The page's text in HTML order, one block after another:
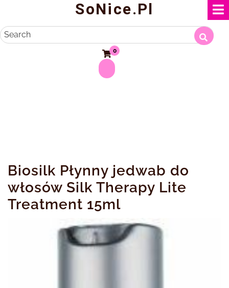
content
SoNice.pl
Search
0
Biosilk Płynny jedwab do
włosów Silk Therapy Lite
Treatment 15ml